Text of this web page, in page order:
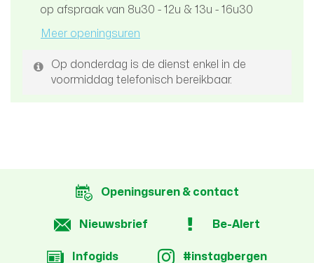
op afspraak van 8u30 - 12u & 13u - 16u30
Meer openingsuren
Op donderdag is de dienst enkel in de
voormiddag telefonisch bereikbaar.
Openingsuren & contact
Nieuwsbrief Be-Alert
Infogids #instagbergen